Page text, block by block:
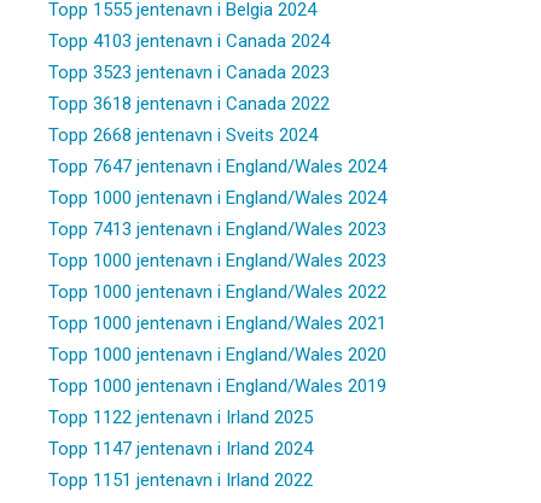
Topp 1555 jentenavn i Belgia 2024
Topp 4103 jentenavn i Canada 2024
Topp 3523 jentenavn i Canada 2023
Topp 3618 jentenavn i Canada 2022
Topp 2668 jentenavn i Sveits 2024
Topp 7647 jentenavn i England/Wales 2024
Topp 1000 jentenavn i England/Wales 2024
Topp 7413 jentenavn i England/Wales 2023
Topp 1000 jentenavn i England/Wales 2023
Topp 1000 jentenavn i England/Wales 2022
Topp 1000 jentenavn i England/Wales 2021
Topp 1000 jentenavn i England/Wales 2020
Topp 1000 jentenavn i England/Wales 2019
Topp 1122 jentenavn i Irland 2025
Topp 1147 jentenavn i Irland 2024
Topp 1151 jentenavn i Irland 2022